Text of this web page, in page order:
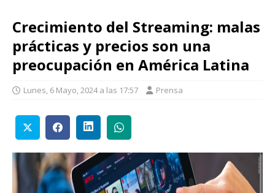
Crecimiento del Streaming: malas
prácticas y precios son una
preocupación en América Latina
Lunes, 6 Mayo, 2024 a las 17:57 Prensa